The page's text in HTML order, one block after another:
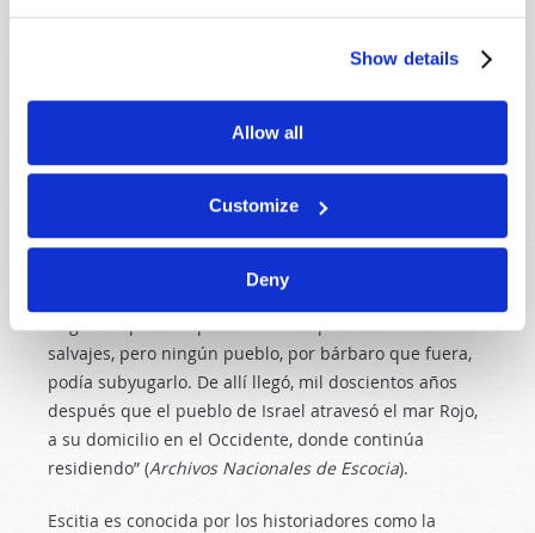
Show details
Allow all
Customize
Deny
gran parte de su pasado, hay algunas pistas que se
La historia de los escoceses revela su relación con
Israel. En la declaración de Arbroath, firmada el 6 de
barones escoceses, dirigieron una carta al papa Juan
XXII, en la que planteaban su derecho a la
independencia, e incluyeron una cláusula que decía
que la nación escocesa “viajó desde Escitia por vía del
mar Tirreno y las columnas de Hércules, y moraron un
largo tiempo en España entre los pueblos más
salvajes, pero ningún pueblo, por bárbaro que fuera,
podía subyugarlo. De allí llegó, mil doscientos años
después que el pueblo de Israel atravesó el mar Rojo,
a su domicilio en el Occidente, donde continúa
residiendo” (Archivos Nacionales de Escocia).
Escitia es conocida por los historiadores como la